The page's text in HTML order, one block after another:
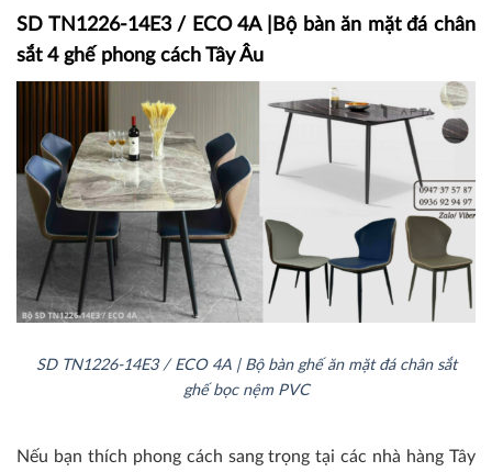
SD TN1226-14E3 / ECO 4A |Bộ bàn ăn mặt đá chân
sắt 4 ghế phong cách Tây Âu
SD TN1226-14E3 / ECO 4A | Bộ bàn ghế ăn mặt đá chân sắt
ghế bọc nệm PVC
Nếu bạn thích phong cách sang trọng tại các nhà hàng Tây